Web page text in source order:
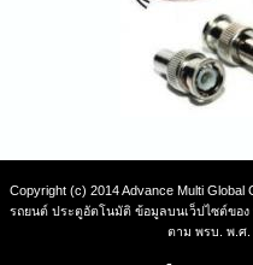
Copyright (c) 2014 Advance Multi
รถยนต์ ประตูอัตโนมัติ ข้อมูลบนเว็ปไซต์ขอ
ตาม พรบ. พ.ศ.